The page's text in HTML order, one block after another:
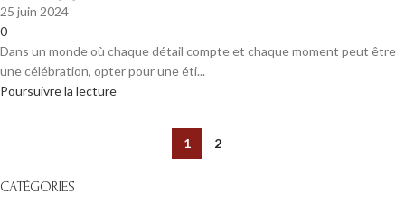
25 juin 2024
0
Dans un monde où chaque détail compte et chaque moment peut être
une célébration, opter pour une éti...
Poursuivre la lecture
1 2
CATÉGORIES